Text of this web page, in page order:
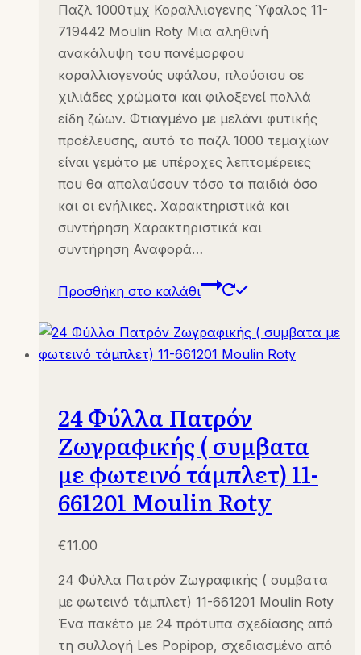
Παζλ 1000τμχ Κοραλλιογενης Ύφαλος 11-
719442 Moulin Roty Μια αληθινή
ανακάλυψη του πανέμορφου
κοραλλιογενούς υφάλου, πλούσιου σε
χιλιάδες χρώματα και φιλοξενεί πολλά
είδη ζώων. Φτιαγμένο με μελάνι φυτικής
προέλευσης, αυτό το παζλ 1000 τεμαχίων
είναι γεμάτο με υπέροχες λεπτομέρειες
που θα απολαύσουν τόσο τα παιδιά όσο
και οι ενήλικες. Χαρακτηριστικά και
συντήρηση Χαρακτηριστικά και
συντήρηση Αναφορά…
Προσθήκη στο καλάθι
24 Φύλλα Πατρόν
Ζωγραφικής ( συμβατα
με φωτεινό τάμπλετ) 11-
661201 Moulin Roty
€11.00
24 Φύλλα Πατρόν Ζωγραφικής ( συμβατα
με φωτεινό τάμπλετ) 11-661201 Moulin Roty
Ένα πακέτο με 24 πρότυπα σχεδίασης από
τη συλλογή Les Popipop, σχεδιασμένο από